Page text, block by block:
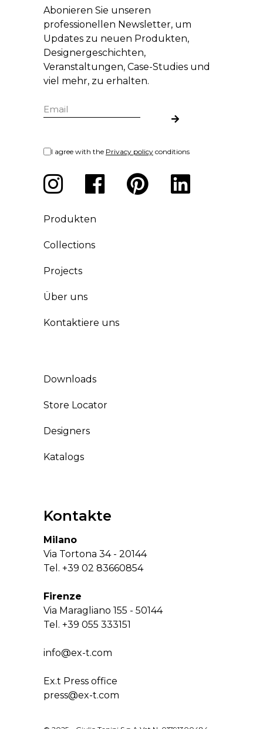
Abonieren Sie unseren
professionellen Newsletter, um
Updates zu neuen Produkten,
Designergeschichten,
Veranstaltungen, Case-Studies und
viel mehr, zu erhalten.
I agree with the Privacy policy conditions
Produkten
Collections
Projects
Über uns
Kontaktiere uns
Downloads
Store Locator
Designers
Katalogs
Kontakte
Milano
Via Tortona 34 - 20144
Tel. +39 02 83660854
Firenze
Via Maragliano 155 - 50144
Tel. +39 055 333151
info@ex-t.com
Ex.t Press office
press@ex-t.com